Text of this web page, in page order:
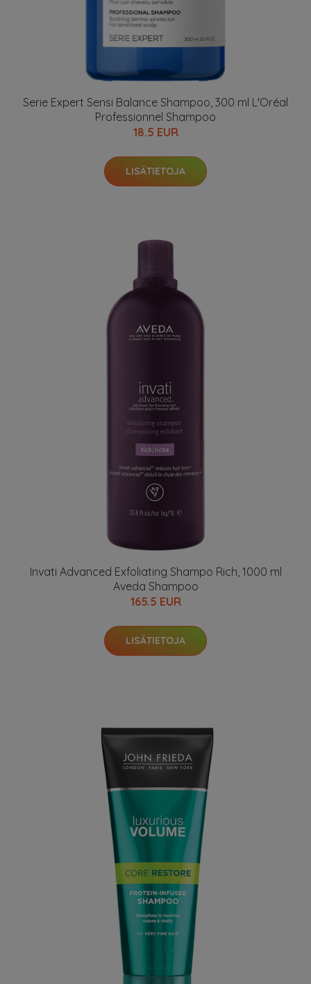
Serie Expert Sensi Balance Shampoo, 300 ml L'Oréal
Professionnel Shampoo
18.5 EUR
LISÄTIETOJA
Invati Advanced Exfoliating Shampo Rich, 1000 ml
Aveda Shampoo
165.5 EUR
LISÄTIETOJA